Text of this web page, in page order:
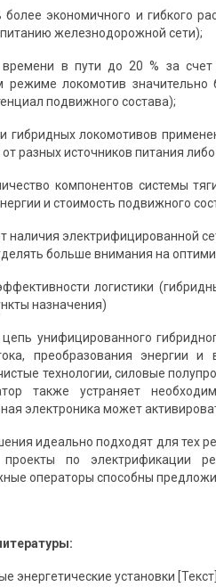
экономичного и гибкого
железнодорожной сети);
в пути до 20 % за
режиме локомотив
подвижного состава);
гибридных локомотивов
разных источников питания
компонентов системы
и стоимость подвижного
наличия электрифицированной
больше внимания на
логистики
назначения)
унифицированного
преобразования энергии
технологии, силовые
также устраняет
электроника может
идеально подходят для тех
по электрификации
операторы способны
энергетические установки